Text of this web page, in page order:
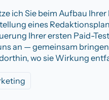
ich Sie beim Aufbau Ihrer
eines
Ihrer ersten Paid-
an — gemeinsam
wo sie Wirkung